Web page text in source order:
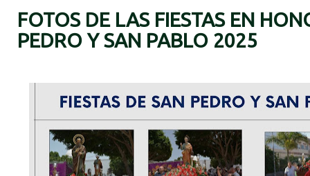
FOTOS DE LAS FIESTAS EN
PEDRO Y SAN PABLO 2025